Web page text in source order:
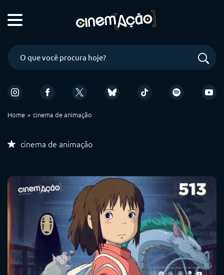
Home cinema de animação
cinema de animação